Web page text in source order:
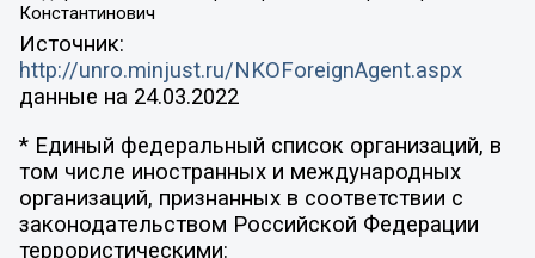
Константинович
Источник:
http://unro.minjust.ru/NKOForeignAgent.aspx
данные на 24.03.2022
* Единый федеральный список организаций, в
том числе иностранных и международных
организаций, признанных в соответствии с
законодательством Российской Федерации
террористическими: